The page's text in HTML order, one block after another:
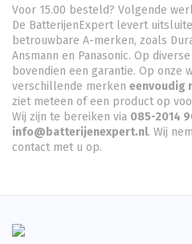
Voor 15.00 besteld? Volgende
De BatterijenExpert levert
betrouwbare A-merken, zoals
Ansmann en Panasonic. Op
bovendien een garantie. Op onze
verschillende merken eenvoudig
ziet meteen of een product op
Wij zijn te bereiken via 085-2014
info@batterijenexpert.nl. Wij
contact met u op.